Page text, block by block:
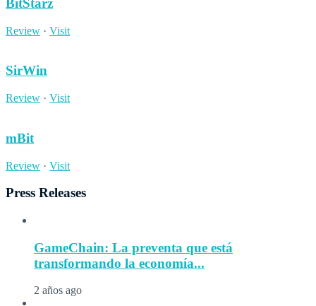
BitStarz
Review · Visit
SirWin
Review · Visit
mBit
Review · Visit
Press Releases
GameChain: La preventa que está
transformando la economía...
2 años ago